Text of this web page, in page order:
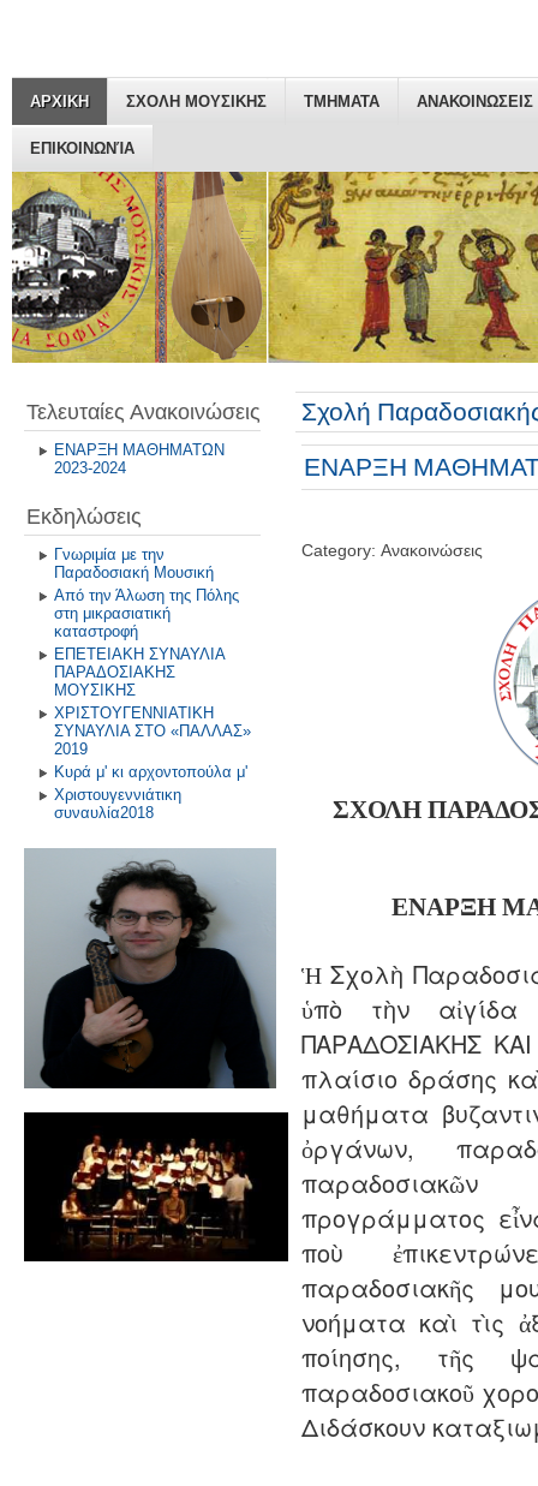
ΑΡΧΙΚΗ ΣΧΟΛΗ ΜΟΥΣΙΚΗΣ ΤΜΗΜΑΤΑ ΑΝΑΚΟΙΝΩΣΕΙΣ
ΕΠΙΚΟΙΝΩΝΊΑ
Τελευταίες Ανακοινώσεις
ΕΝΑΡΞΗ ΜΑΘΗΜΑΤΩΝ
2023-2024
Εκδηλώσεις
Γνωριμία με την
Παραδοσιακή Μουσική
Από την Άλωση της Πόλης
στη μικρασιατική
καταστροφή
ΕΠΕΤΕΙΑΚΗ ΣΥΝΑΥΛΙΑ
ΠΑΡΑΔΟΣΙΑΚΗΣ
ΜΟΥΣΙΚΗΣ
ΧΡΙΣΤΟΥΓΕΝΝΙΑΤΙΚΗ
ΣΥΝΑΥΛΙΑ ΣΤΟ «ΠΑΛΛΑΣ»
2019
Κυρά μ' κι αρχοντοπούλα μ'
Χριστουγεννιάτικη
συναυλία2018
Σχολή
ΕΝΑΡΞΗ
Category: Ανακοινώσεις
ΣΧΟΛΗ
ΕΝΑΡΞΗ
Ἡ Σχολὴ
ὑπὸ τὴν αἰγίδα
ΠΑΡΑΔΟΣΙΑΚΗΣ
πλαίσιο δράσης
μαθήματα
ὀργάνων,
προγράμματος
ποὺ
παραδοσιακῆς
νοήματα καὶ τὶς
ποίησης, τῆς
παραδοσιακοῦ
Διδάσκουν